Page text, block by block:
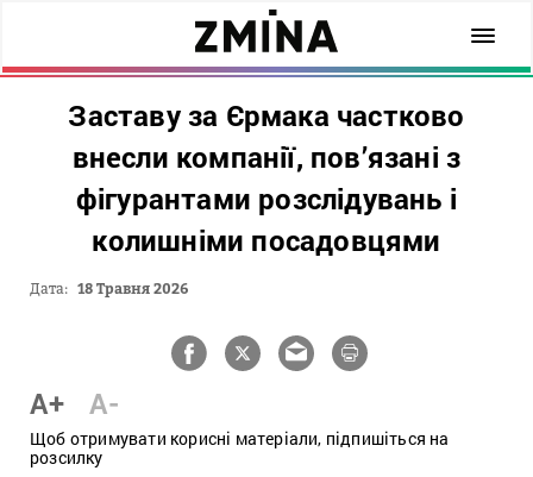
Заставу за Єрмака частково
внесли компанії, пов’язані з
фігурантами розслідувань і
колишніми посадовцями
Дата: 18 Травня 2026
A+ A-
Щоб отримувати корисні матеріали, підпишіться на
розсилку